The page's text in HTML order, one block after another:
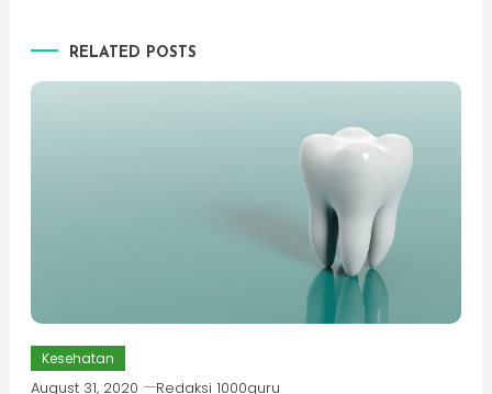
RELATED POSTS
Kesehatan
August 31, 2020 Redaksi 1000guru